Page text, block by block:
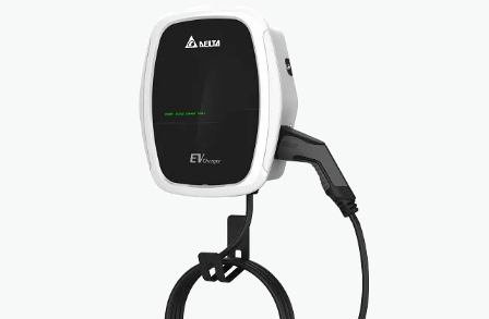
儲能系統
電動車充電樁
水資源方案